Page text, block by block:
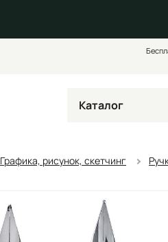
Каталог
Графика, рисунок, скетчинг